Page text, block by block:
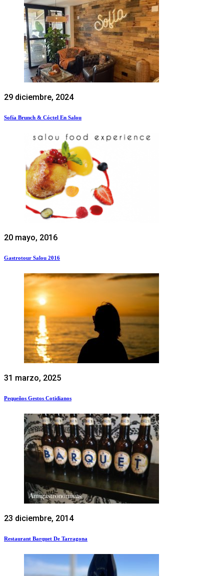
29 diciembre, 2024
Sofía Brunch & Cóctel En Salou
20 mayo, 2016
Gastrotour Salou 2016
31 marzo, 2025
Pequeños Gestos Cotidianos
23 diciembre, 2014
Restaurant Barquet De Tarragona